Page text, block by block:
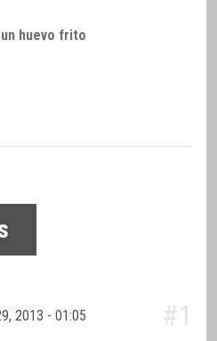
huevo frito
2013 - 01:05 #1